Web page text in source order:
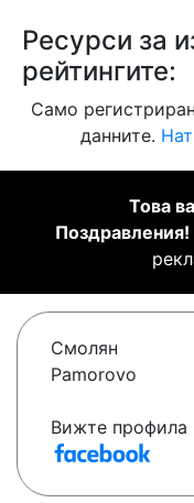
Ресурси за
рейтингите:
Само
данните.
Това
Поздравления!
Смолян
Pamorovo
Вижте профила